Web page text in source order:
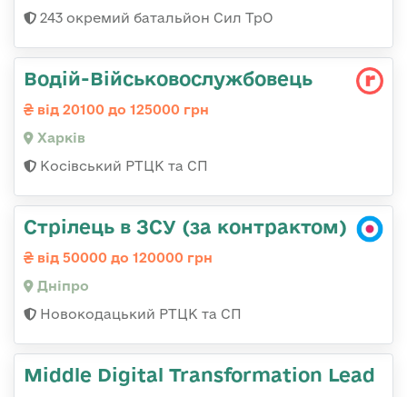
243 окремий батальйон Сил ТрО
Водій-Військовослужбовець
від 20100 до 125000 грн
Харків
Косівський РТЦК та СП
Стрілець в ЗСУ (за контрактом)
від 50000 до 120000 грн
Дніпро
Новокодацький РТЦК та СП
Middle Digital Transformation Lead